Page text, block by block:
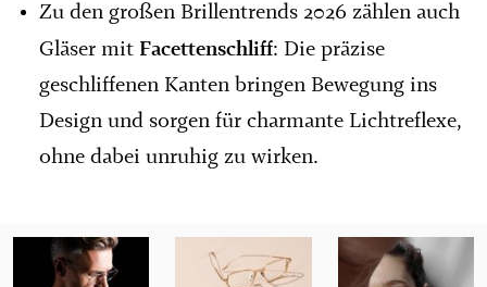
Zu den großen Brillentrends 2026 zählen auch
Gläser mit Facettenschliff: Die präzise
geschliffenen Kanten bringen Bewegung ins
Design und sorgen für charmante Lichtreflexe,
ohne dabei unruhig zu wirken.